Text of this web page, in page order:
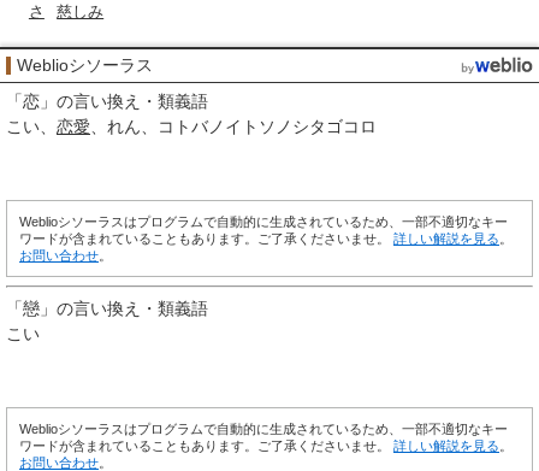
さ
慈しみ
Weblioシソーラス
「恋 」の言い換え・類義語
こい
恋愛 れん コトバノイトソノシタゴコロ
Weblioシソーラスはプログラムで自動的に生成されているため、一部不適切なキー
ワードが含まれていることもあります。ご了承くださいませ。 詳しい解説を見る
お問い合わせ
「戀 」の言い換え・類義語
こい
Weblioシソーラスはプログラムで自動的に生成されているため、一部不適切なキー
ワードが含まれていることもあります。ご了承くださいませ。 詳しい解説を見る
お問い合わせ